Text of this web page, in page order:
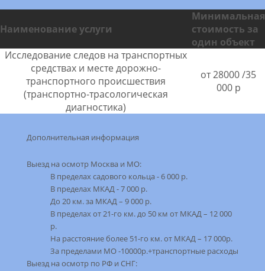
Наименование услуги
Минимальная
стоимость за
один объект
Исследование следов на транспортных
средствах и месте дорожно-
транспортного происшествия
(транспортно-трасологическая
диагностика)
от 28000 /35
000 р
Дополнительная информация
Выезд на оcмотр Москва и МО:
В пределах садового кольца - 6 000 р.
В пределах МКАД - 7 000 р.
До 20 км. за МКАД – 9 000 р.
В пределах от 21-го км. до 50 км от МКАД – 12 000
р.
На расстояние более 51-го км. от МКАД – 17 000р.
За пределами МО -10000р.+транспортные расходы
Выезд на осмотр по РФ и СНГ: